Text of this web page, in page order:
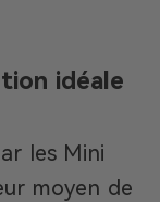
idéale
les Mini
moyen de